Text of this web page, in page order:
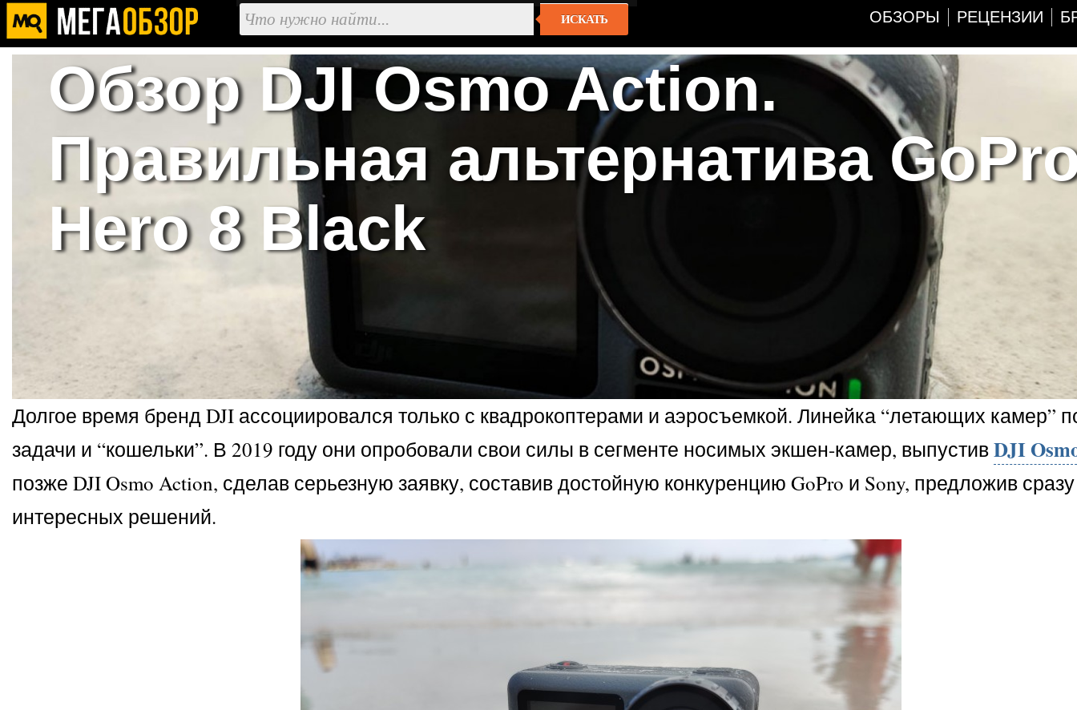
ИСКАТЬ ОБЗОРЫ РЕЦЕНЗИИ
Обзор DJI Osmo Action.
Правильная альтернатива
Hero 8 Black
Долгое время бренд DJI ассоциировался только с квадрокоптерами и аэросъемкой. Линейка “летающих камер”
задачи и “кошельки”. В 2019 году они опробовали свои силы в сегменте носимых экшен-камер, выпустивDJI
позже DJI Osmo Action, сделав серьезную заявку, составив достойную конкуренцию GoPro и Sony, предложив
интересных решений.